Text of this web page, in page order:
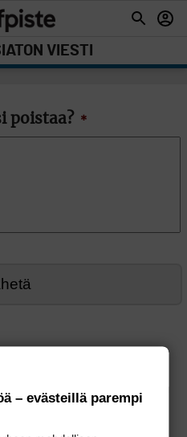
VIESTI
poistaa? *
– evästeillä parempi